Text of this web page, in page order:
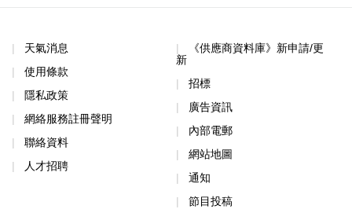
天氣消息
使用條款
隱私政策
網絡服務註冊聲明
聯絡資料
人才招聘
《供應商資料庫》新申請/更
新
招標
廣告資訊
內部電郵
網站地圖
通知
節目投稿